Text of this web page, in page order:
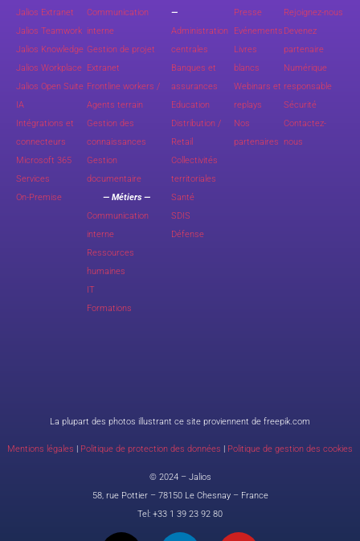
Jalios Extranet
Jalios Teamwork
Jalios Knowledge
Jalios Workplace
Jalios Open Suite
IA
Intégrations et
connecteurs
Microsoft 365
Services
On-Premise
Communication
interne
Gestion de projet
Extranet
Frontline workers /
Agents terrain
Gestion des
connaissances
Gestion
documentaire
— Métiers —
Communication
interne
Ressources
humaines
IT
Formations
—
Administration
centrales
Banques et
assurances
Education
Distribution /
Retail
Collectivités
territoriales
Santé
SDIS
Défense
Presse
Evénements
Livres
blancs
Webinars et
replays
Nos
partenaires
Rejoignez-nous
Devenez
partenaire
Numérique
responsable
Sécurité
Contactez-
nous
La plupart des photos illustrant ce site proviennent de freepik.com
Mentions légales Politique de protection des données Politique de gestion des cookies
© 2024 – Jalios
58, rue Pottier – 78150 Le Chesnay – France
Tel: +33 1 39 23 92 80